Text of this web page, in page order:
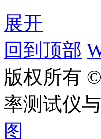
展开
回到顶部
版权所有
率测试仪
图